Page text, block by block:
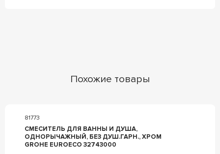
Похожие товары
81773
СМЕСИТЕЛЬ ДЛЯ ВАННЫ И ДУША,
ОДНОРЫЧАЖНЫЙ, БЕЗ ДУШ.ГАРН., ХРОМ
GROHE EUROECO 32743000